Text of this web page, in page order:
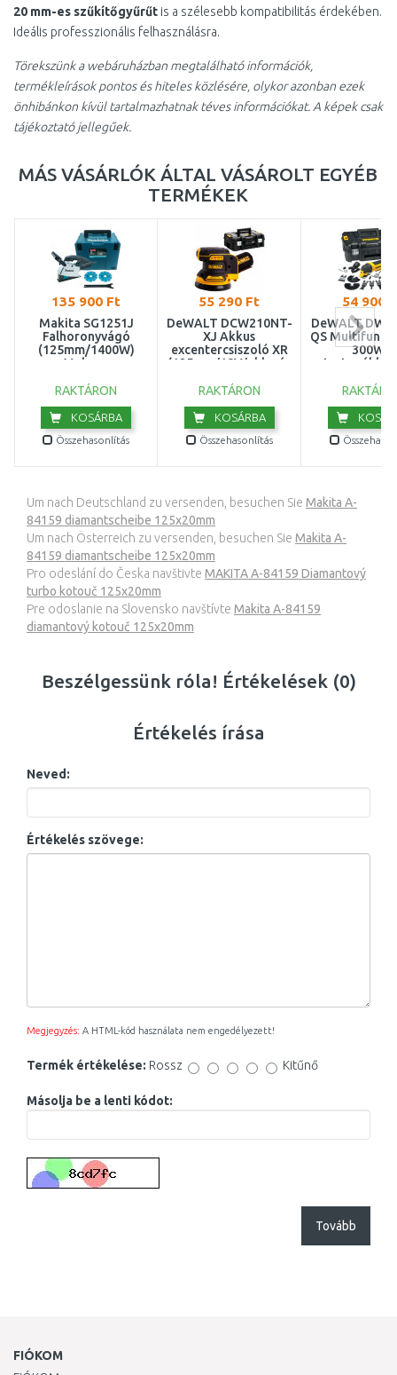
20 mm-es szűkítőgyűrűt is a szélesebb kompatibilitás érdekében.
Ideális professzionális felhasználásra.
Törekszünk a webáruházban megtalálható információk,
termékleírások pontos és hiteles közlésére, olykor azonban ezek
önhibánkon kívül tartalmazhatnak téves információkat. A képek csak
tájékoztató jellegűek.
MÁS VÁSÁRLÓK ÁLTAL VÁSÁROLT EGYÉB
TERMÉKEK
135 900 Ft
Makita SG1251J
Falhoronyvágó
(125mm/1400W)
Makpac
RAKTÁRON
KOSÁRBA
Összehasonlítás
55 290 Ft
DeWALT DCW210NT-
XJ Akkus
excentercsiszoló XR
(125mm/18V/akku és
RAKTÁRON
KOSÁRBA
Összehasonlítás
54 900
DeWALT
QS
300W +
Um nach Deutschland zu versenden, besuchen Sie Makita A-
84159 diamantscheibe 125x20mm
Um nach Österreich zu versenden, besuchen Sie Makita A-
84159 diamantscheibe 125x20mm
Pro odeslání do Česka navštivte MAKITA A-84159 Diamantový
turbo kotouč 125x20mm
Pre odoslanie na Slovensko navštívte Makita A-84159
diamantový kotouč 125x20mm
Beszélgessünk róla! Értékelések (0)
Értékelés írása
Neved:
Értékelés szövege:
Megjegyzés: A HTML-kód használata nem engedélyezett!
Termék értékelése: Rossz Kitűnő
Másolja be a lenti kódot:
Tovább
FIÓKOM